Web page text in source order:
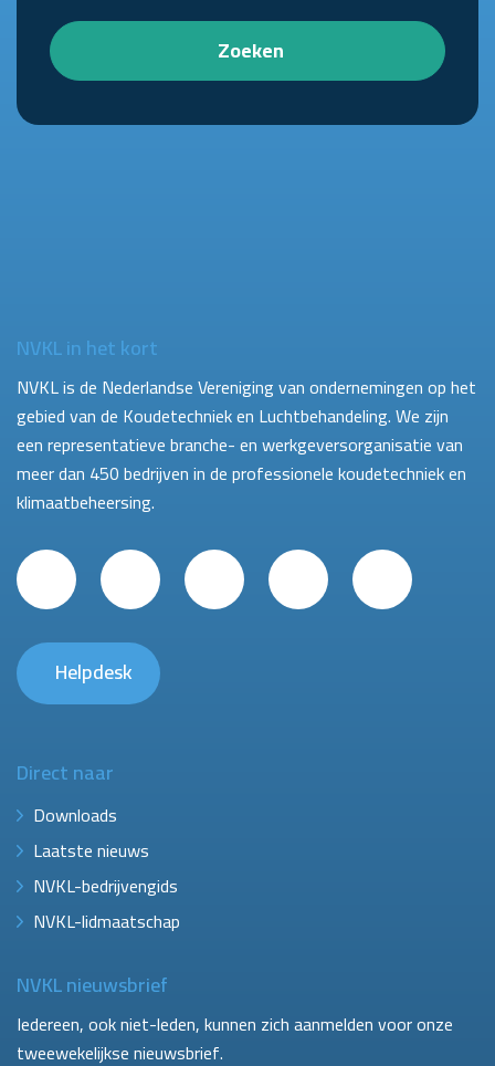
Zoeken
NVKL in het kort
NVKL is de Nederlandse Vereniging van ondernemingen op het
gebied van de Koudetechniek en Luchtbehandeling. We zijn
een representatieve branche- en werkgeversorganisatie van
meer dan 450 bedrijven in de professionele koudetechniek en
klimaatbeheersing.
Helpdesk
Direct naar
Downloads
Laatste nieuws
NVKL-bedrijvengids
NVKL-lidmaatschap
NVKL nieuwsbrief
Iedereen, ook niet-leden, kunnen zich aanmelden voor onze
tweewekelijkse nieuwsbrief.